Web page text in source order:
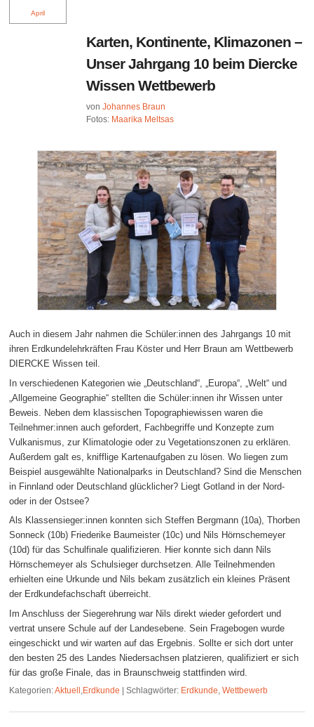
April
Karten, Kontinente, Klimazonen –
Unser Jahrgang 10 beim Diercke
Wissen Wettbewerb
vonJohannes Braun
Fotos: Maarika Meltsas
Auch in diesem Jahr nahmen die Schüler:innen des Jahrgangs 10 mit
ihren Erdkundelehrkräften Frau Köster und Herr Braun am Wettbewerb
DIERCKE Wissen teil.
In verschiedenen Kategorien wie „Deutschland“, „Europa“, „Welt“ und
„Allgemeine Geographie“ stellten die Schüler:innen ihr Wissen unter
Beweis. Neben dem klassischen Topographiewissen waren die
Teilnehmer:innen auch gefordert, Fachbegriffe und Konzepte zum
Vulkanismus, zur Klimatologie oder zu Vegetationszonen zu erklären.
Außerdem galt es, knifflige Kartenaufgaben zu lösen. Wo liegen zum
Beispiel ausgewählte Nationalparks in Deutschland? Sind die Menschen
in Finnland oder Deutschland glücklicher? Liegt Gotland in der Nord-
oder in der Ostsee?
Als Klassensieger:innen konnten sich Steffen Bergmann (10a), Thorben
Sonneck (10b) Friederike Baumeister (10c) und Nils Hörnschemeyer
(10d) für das Schulfinale qualifizieren. Hier konnte sich dann Nils
Hörnschemeyer als Schulsieger durchsetzen. Alle Teilnehmenden
erhielten eine Urkunde und Nils bekam zusätzlich ein kleines Präsent
der Erdkundefachschaft überreicht.
Im Anschluss der Siegerehrung war Nils direkt wieder gefordert und
vertrat unsere Schule auf der Landesebene. Sein Fragebogen wurde
eingeschickt und wir warten auf das Ergebnis. Sollte er sich dort unter
den besten 25 des Landes Niedersachsen platzieren, qualifiziert er sich
für das große Finale, das in Braunschweig stattfinden wird.
Kategorien:Aktuell ,Erdkunde |Schlagwörter: Erdkunde,Wettbewerb